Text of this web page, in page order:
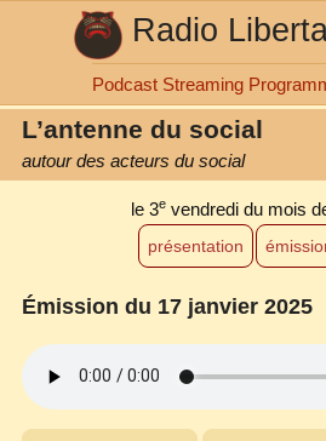
Radio
Podcast Streaming
L’antenne du social
autour des acteurs du social
le 3evendredi du mois
présentation
Émission du 17 janvier 2025